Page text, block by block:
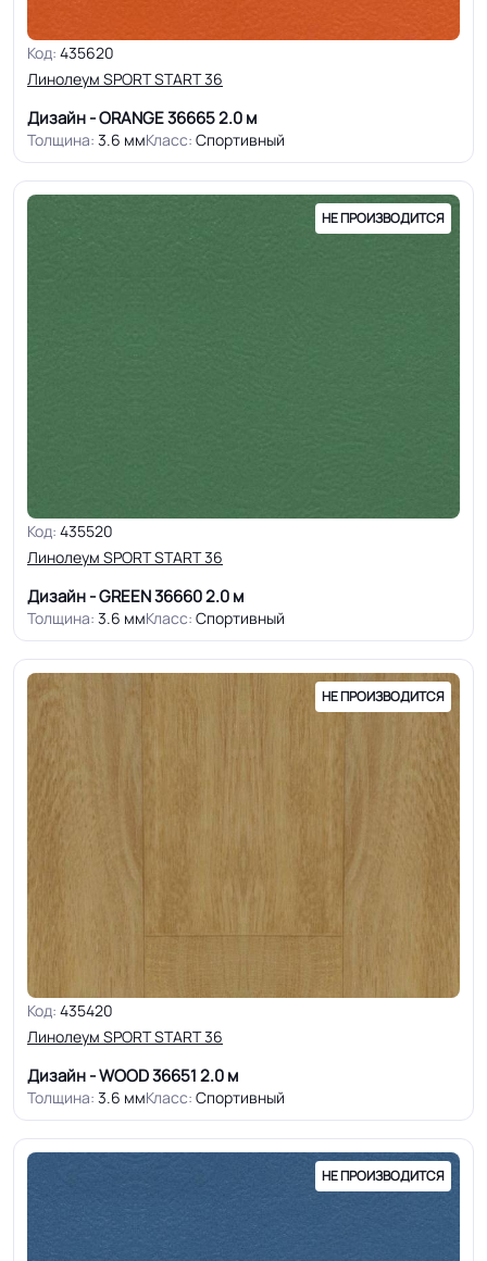
Код: 435620
Линолеум SPORT START 36
Дизайн - ORANGE 366652.0 м
Толщина: 3.6 ммКласс: Спортивный
НЕ ПРОИЗВОДИТСЯ
Код: 435520
Линолеум SPORT START 36
Дизайн - GREEN 366602.0 м
Толщина: 3.6 ммКласс: Спортивный
НЕ ПРОИЗВОДИТСЯ
Код: 435420
Линолеум SPORT START 36
Дизайн - WOOD 366512.0 м
Толщина: 3.6 ммКласс: Спортивный
НЕ ПРОИЗВОДИТСЯ